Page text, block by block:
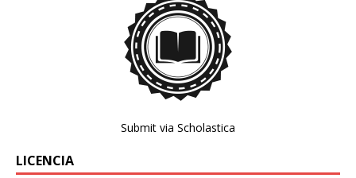
Submit via Scholastica
LICENCIA